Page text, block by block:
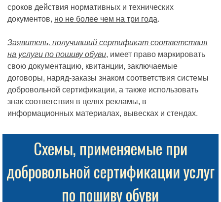
сроков действия нормативных и технических
документов, но не более чем на три года.
Заявитель, получивший сертификат соответствия
на услуги по пошиву обуви, имеет право маркировать
свою документацию, квитанции, заключаемые
договоры, наряд-заказы знаком соответствия системы
добровольной сертификации, а также использовать
знак соответствия в целях рекламы, в
информационных материалах, вывесках и стендах.
Схемы, применяемые при
добровольной сертификации услуг
по пошиву обуви